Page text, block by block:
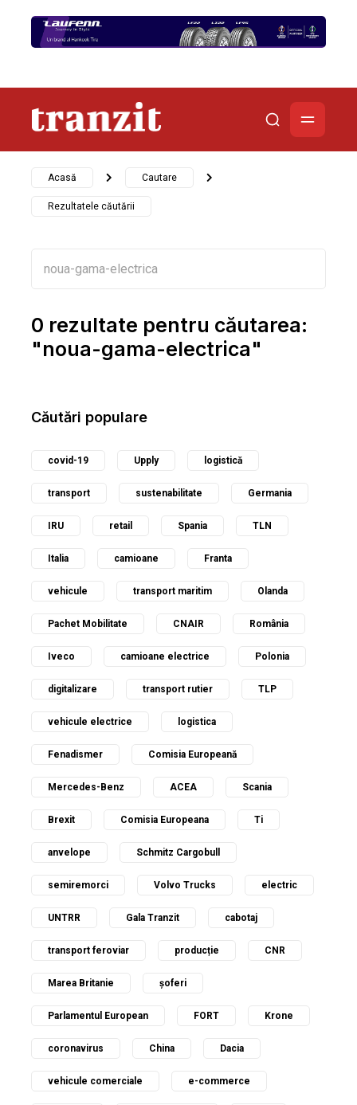
Acasă Cautare
Rezultatele căutării
0 rezultate pentru căutarea:
"noua-gama-electrica"
Căutări populare
covid-19 Upply logistică
transport sustenabilitate Germania
IRU retail Spania TLN
Italia camioane Franta
vehicule transport maritim Olanda
Pachet Mobilitate CNAIR România
Iveco camioane electrice Polonia
digitalizare transport rutier TLP
vehicule electrice logistica
Fenadismer Comisia Europeană
Mercedes-Benz ACEA Scania
Brexit Comisia Europeana Ti
anvelope Schmitz Cargobull
semiremorci Volvo Trucks electric
UNTRR Gala Tranzit cabotaj
transport feroviar producție CNR
Marea Britanie șoferi
Parlamentul European FORT Krone
coronavirus China Dacia
vehicule comerciale e-commerce